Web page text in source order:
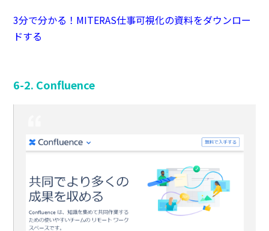
3分で分かる！MITERAS仕事可視化の資料をダウンロー
ドする
6-2. Confluence